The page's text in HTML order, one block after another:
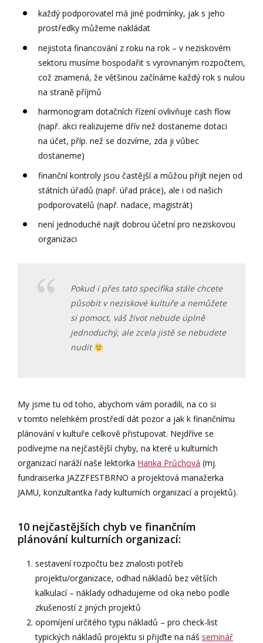
každý podporovatel má jiné podmínky, jak s jeho
prostředky můžeme nakládat
nejistota financování z roku na rok – v neziskovém
sektoru musíme hospodařit s vyrovnaným rozpočtem,
což znamená, že většinou začínáme každý rok s nulou
na straně příjmů
harmonogram dotačních řízení ovlivňuje cash flow
(např. akci realizujeme dřív než dostaneme dotaci
na účet, příp. než se dozvíme, zda ji vůbec
dostaneme)
finanční kontroly jsou častější a můžou přijít nejen od
státních úřadů (např. úřad práce), ale i od našich
podporovatelů (např. nadace, magistrát)
není jednoduché najít dobrou účetní pro neziskovou
organizaci
Pokud i přes tato specifika stále chcete
působit v neziskové kultuře a nemůžete
si pomoct, váš život nebude úplně
jednoduchý, ale zcela jistě se nebudete
nudit
My jsme tu od toho, abychom vám poradili, na co si
v tomto nelehkém prostředí dát pozor a jak k finančnímu
plánování v kultuře celkově přistupovat. Nejdříve se
podívejme na nejčastější chyby, na které u kulturních
organizací naráží naše lektorka Hanka Průchová (mj.
fundraiserka JAZZFESTBRNO a projektová manažerka
JAMU, konzultantka řady kulturních organizací a projektů).
10 nejčastějších chyb ve finančním
plánování kulturních organizací:
sestavení rozpočtu bez znalosti potřeb
projektu/organizace, odhad nákladů bez větších
kalkulací – náklady odhadujeme od oka nebo podle
zkušeností z jiných projektů
opomíjení určitého typu nákladů – pro check-list
typických nákladů projektu si přijďte na náš seminář